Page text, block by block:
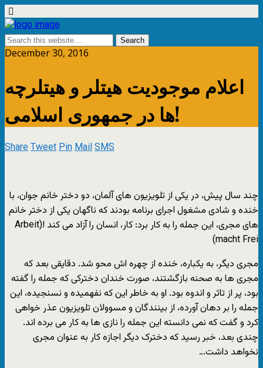
December 30, 2016
اعلام موجودیت هیتلر و هیتلرچه
ها در جمهورى اسلامى!
ShareTweetPinMailSMS
چند سال پیش، در یکى از تلویزیون هاى آلمان، دو دختر خانم جوان، با
خنده و شادى مشغول اجراى برنامه بودند که ناگهان یکى از دختر خانم
هاى مجرى، این جمله را به کار برد: کار، انسان را آزاد مى کند !(Arbeit
macht Frei)
مجرى دیگر، به یکباره، خنده از چهره اش محو شد. دقایقى بعد که
مجرى ها به صحنه بازگشتند، صورت خندان دخترکى که جمله را گفته
بود، پر از تاثر و اندوه بود. او به خاطر این که نفهمیده و نسنجیده، این
جمله را بر دهان آورده، از بینندگان و مسوولان تلویزیون عذر خواهى
کرد و گفت که نمى دانسته این جمله را نازى ها به کار مى برده اند.
چندى بعد، خبر رسید که دخترک دیگر اجازه کار به عنوان مجرى
نخواهد داشت…